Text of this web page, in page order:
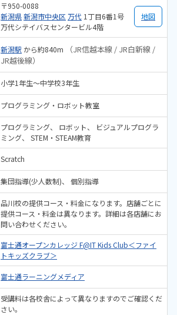
〒950-0088
新潟県新潟市中央区 万代 1丁目6番1号
万代シテイバスセンタービル4階
地図
新潟駅 から約840m
（JR信越本線 / JR白新線 /
JR越後線）
小学1年生〜中学校3年生
プログラミング・ロボット教室
プログラミング ロボット
ビジュアルプログラ
ミング
STEM・STEAM教育
Scratch
集団指導(少人数制) 個別指導
品川校の提供コース・料金になります。店舗ごとに
提供コース・料金は異なります。詳細は各店舗にお
問い合わせください。
富士通オープンカレッジ F@IT Kids Club＜ファイ
トキッズクラブ＞
富士通ラーニングメディア
受講料は各校舎によって異なりますのでご確認くだ
さい。